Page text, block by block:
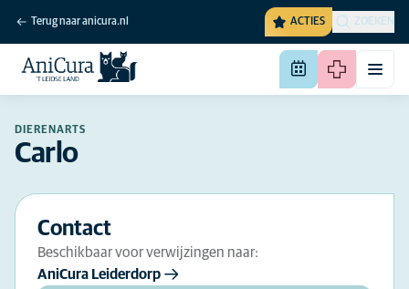
Terug naar anicura.nl ACTIES ZOEKEN
DIERENARTS
Carlo
Contact
Beschikbaar voor verwijzingen naar:
AniCura Leiderdorp